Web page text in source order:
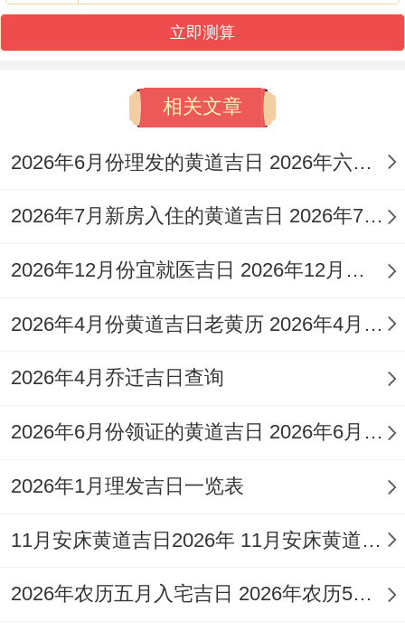
忌：嫁娶、造桥、词讼、移徙、安门、作
财星活跃，安床帮助提升居住者
的财运合事业运！
注意事项:日冲羊（丁未）煞东，属羊者不宜
或未时（13：00-15：00）。
2026年6月9日（农历四月廿四，星期二）
宜:开市、交易、立券、纳财、栽种、
、
土、除服、成服。
忌:嫁娶、出火、伐木、祭祀、入宅、移徙、
集财富合健康！
立即测算
相关文章
2026年6月份理发的黄道吉日 2026年六月理发吉日老黄历
2026年7月新房入住的黄道吉日 2026年7月16日入宅
2026年12月份宜就医吉日 2026年12月求医疗病吉日
2026年4月份黄道吉日老黄历 2026年4月份的马宝宝是什么命
2026年4月乔迁吉日查询
2026年6月份领证的黄道吉日 2026年6月适合领证的日子有哪些
2026年1月理发吉日一览表
11月安床黄道吉日2026年 11月安床黄道吉日哪几天
2026年农历五月入宅吉日 2026年农历5月入宅哪些日子